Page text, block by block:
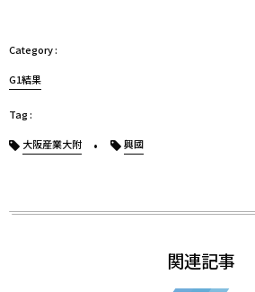
G1結果
大阪産業大附 興國
関連記事